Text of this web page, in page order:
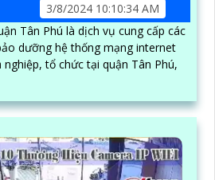
3/8/2024 10:10:34 AM
Tân Phú là dịch vụ cung cấp các
dưỡng hệ thống mạng internet
tổ chức tại quận Tân Phú,